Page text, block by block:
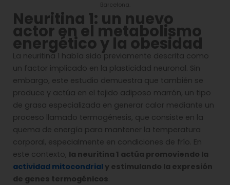
Barcelona.
Neuritina 1: un nuevo
actor en el metabolismo
energéticoy la obesidad
La neuritina 1 había sido previamente descrita como
un factor implicado en la plasticidad neuronal. Sin
embargo, este estudio demuestra que también se
produce y actúa en el tejido adiposo marrón, un tipo
de grasa especializada en generar calor mediante un
proceso llamado termogénesis, que consiste en la
quema de energía para mantener la temperatura
corporal, especialmente en condiciones de frío. En
este contexto, la neuritina 1 actúa promoviendo la
actividad mitocondrial y estimulando la expresión
de genes termogénicos.